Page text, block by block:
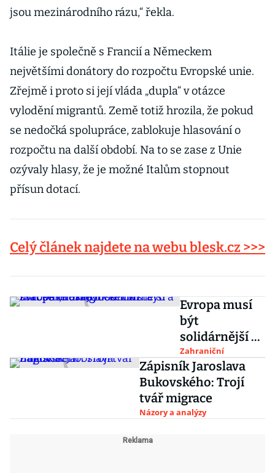
jsou mezinárodního rázu,“ řekla.
Itálie je společně s Francií a Německem
největšími donátory do rozpočtu Evropské unie.
Zřejmě i proto si její vláda „dupla“ v otázce
vylodění migrantů. Země totiž hrozila, že pokud
se nedočká spolupráce, zablokuje hlasování o
rozpočtu na další období. Na to se zase z Unie
ozývaly hlasy, že je možné Italům stopnout
přísun dotací.
Celý článek najdete na webu blesk.cz >>>
Evropa musí
být
solidárnější a
stát se znova
globálním
hráčem, řekl
Juncker k
stavu
Zahraniční
Zápisník Jaroslava
Bukovského: Trojí
tvář migrace
Názory a analýzy